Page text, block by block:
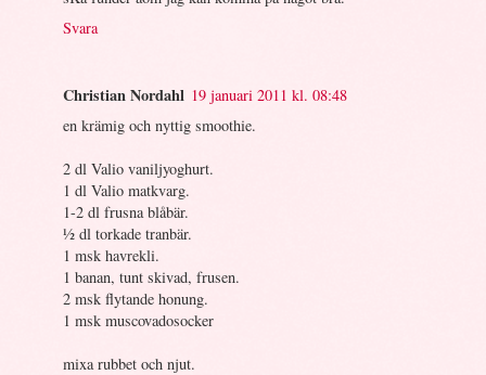
Svara
Christian Nordahl 19 januari 2011 kl. 08:48
en krämig och nyttig smoothie.
2 dl Valio vaniljyoghurt.
1 dl Valio matkvarg.
1-2 dl frusna blåbär.
½ dl torkade tranbär.
1 msk havrekli.
1 banan, tunt skivad, frusen.
2 msk flytande honung.
1 msk muscovadosocker
mixa rubbet och njut.